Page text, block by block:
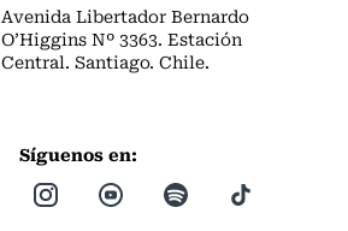
Avenida Libertador Bernardo
O’Higgins Nº 3363. Estación
Central. Santiago. Chile.
Síguenos en: